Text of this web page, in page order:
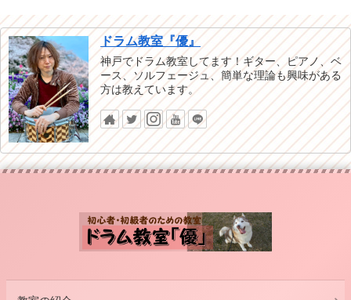
ドラム教室『優』
神戸でドラム教室してます！ギター、ピアノ、ベ
ース、ソルフェージュ、簡単な理論も興味がある
方は教えています。